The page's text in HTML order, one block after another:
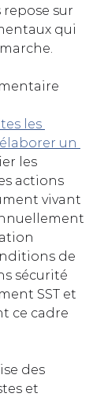
sur
qui
les
un
les
actions
vivant
de
sécurité
SST et
ce cadre
des
et